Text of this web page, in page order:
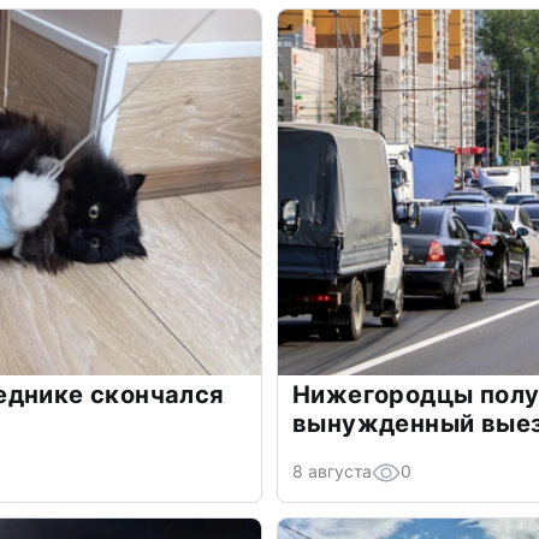
скончался
Нижегородцы
вынужденный
8 августа 0